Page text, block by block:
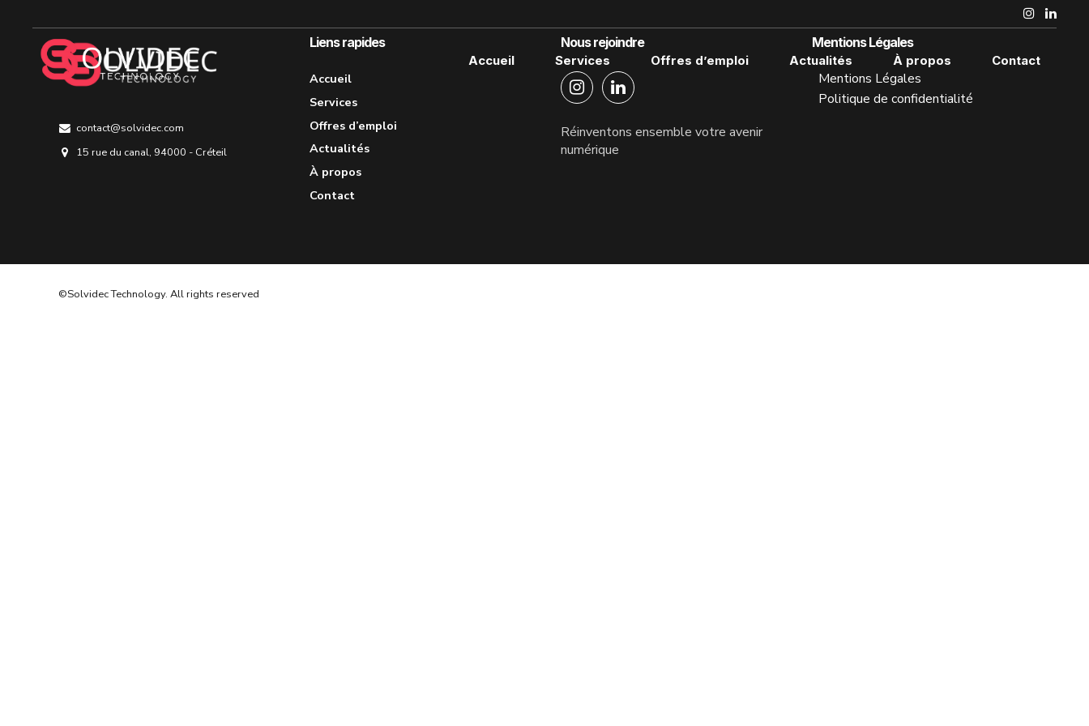
Accueil Services Offres d’emploi Actualités À propos Contact
contact@solvidec.com
15 rue du canal, 94000 - Créteil
Liens rapides
Accueil
Services
Offres d’emploi
Actualités
À propos
Contact
Nous rejoindre
Réinventons ensemble votre avenir
numérique
Mentions Légales
Mentions Légales
Politique de confidentialité
©Solvidec Technology. All rights reserved